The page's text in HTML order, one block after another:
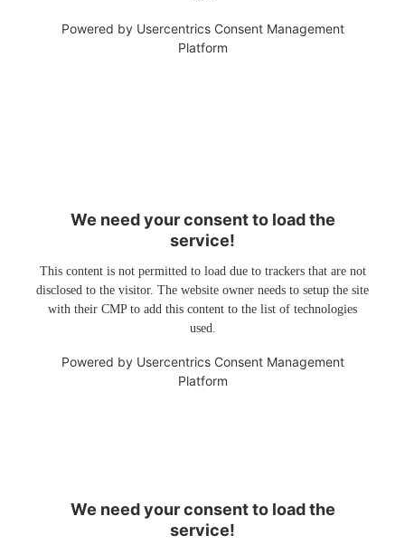
Powered by Usercentrics Consent Management
Platform
We need your consent to load the
service!
This content is not permitted to load due to trackers that are not
disclosed to the visitor. The website owner needs to setup the site
with their CMP to add this content to the list of technologies
used.
Powered by Usercentrics Consent Management
Platform
We need your consent to load the
service!